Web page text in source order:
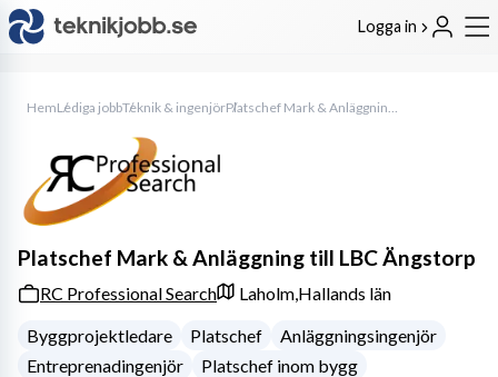
Logga in
HemLediga jobbTeknik & ingenjör Platschef Mark & Anläggning till LBC Ängstorp
Platschef Mark & Anläggning till LBC Ängstorp
RC Professional Search Laholm,Hallands län
Byggprojektledare
Platschef
Anläggningsingenjör
Entreprenadingenjör
Platschef inom bygg